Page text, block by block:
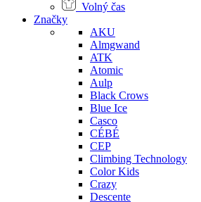
Volný čas
Značky
AKU
Almgwand
ATK
Atomic
Aulp
Black Crows
Blue Ice
Casco
CÉBÉ
CEP
Climbing Technology
Color Kids
Crazy
Descente